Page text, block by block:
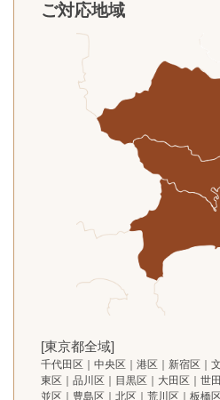
ご対応地域
[東京都全域]
千代田区｜中央区｜港区｜新宿区｜
東区｜品川区｜目黒区｜大田区｜世
並区｜豊島区｜北区｜荒川区｜板橋